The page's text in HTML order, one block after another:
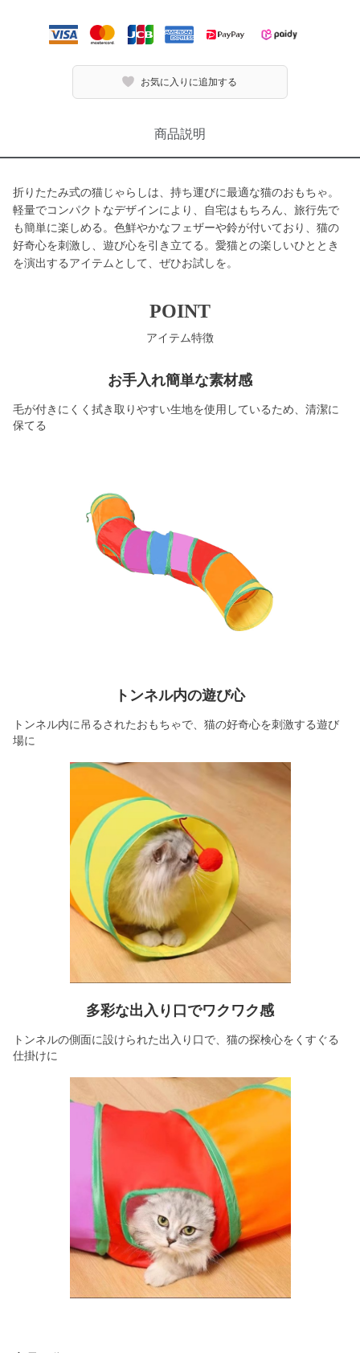
お気に入りに追加する
商品説明
折りたたみ式の猫じゃらしは、持ち運びに最適な猫のおもちゃ。
軽量でコンパクトなデザインにより、自宅はもちろん、旅行先で
も簡単に楽しめる。色鮮やかなフェザーや鈴が付いており、猫の
好奇心を刺激し、遊び心を引き立てる。愛猫との楽しいひととき
を演出するアイテムとして、ぜひお試しを。
POINT
アイテム特徴
お手入れ簡単な素材感
毛が付きにくく拭き取りやすい生地を使用しているため、清潔に
保てる
トンネル内の遊び心
トンネル内に吊るされたおもちゃで、猫の好奇心を刺激する遊び
場に
多彩な出入り口でワクワク感
トンネルの側面に設けられた出入り口で、猫の探検心をくすぐる
仕掛けに